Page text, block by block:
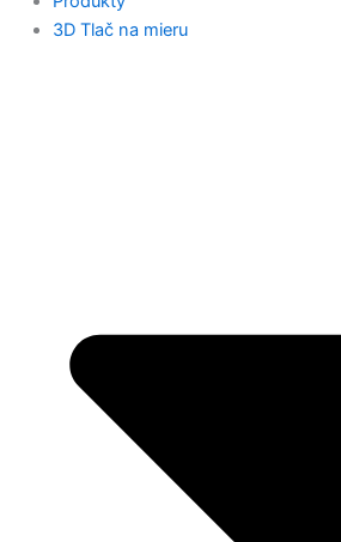
3D Tlač na mieru